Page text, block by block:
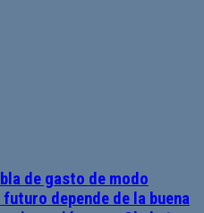
de gasto de modo
depende de la buena